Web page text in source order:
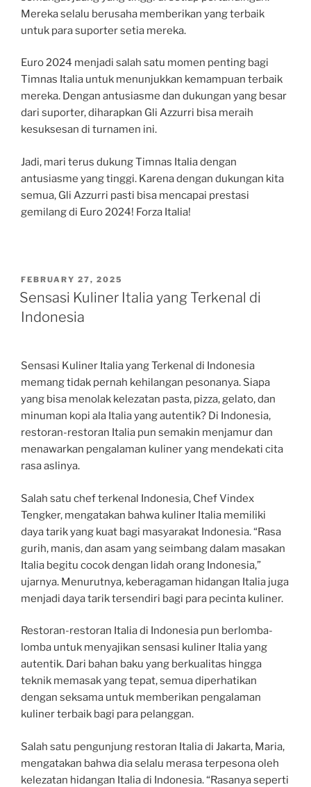
Mereka selalu berusaha memberikan yang terbaik
untuk para suporter setia mereka.
Euro 2024 menjadi salah satu momen penting bagi
Timnas Italia untuk menunjukkan kemampuan terbaik
mereka. Dengan antusiasme dan dukungan yang besar
dari suporter, diharapkan Gli Azzurri bisa meraih
kesuksesan di turnamen ini.
Jadi, mari terus dukung Timnas Italia dengan
antusiasme yang tinggi. Karena dengan dukungan kita
semua, Gli Azzurri pasti bisa mencapai prestasi
gemilang di Euro 2024! Forza Italia!
POSTED
ON
FEBRUARY 27, 2025
Sensasi Kuliner Italia yang Terkenal di
Indonesia
Sensasi Kuliner Italia yang Terkenal di Indonesia
memang tidak pernah kehilangan pesonanya. Siapa
yang bisa menolak kelezatan pasta, pizza, gelato, dan
minuman kopi ala Italia yang autentik? Di Indonesia,
restoran-restoran Italia pun semakin menjamur dan
menawarkan pengalaman kuliner yang mendekati cita
rasa aslinya.
Salah satu chef terkenal Indonesia, Chef Vindex
Tengker, mengatakan bahwa kuliner Italia memiliki
daya tarik yang kuat bagi masyarakat Indonesia. “Rasa
gurih, manis, dan asam yang seimbang dalam masakan
Italia begitu cocok dengan lidah orang Indonesia,”
ujarnya. Menurutnya, keberagaman hidangan Italia juga
menjadi daya tarik tersendiri bagi para pecinta kuliner.
Restoran-restoran Italia di Indonesia pun berlomba-
lomba untuk menyajikan sensasi kuliner Italia yang
autentik. Dari bahan baku yang berkualitas hingga
teknik memasak yang tepat, semua diperhatikan
dengan seksama untuk memberikan pengalaman
kuliner terbaik bagi para pelanggan.
Salah satu pengunjung restoran Italia di Jakarta, Maria,
mengatakan bahwa dia selalu merasa terpesona oleh
kelezatan hidangan Italia di Indonesia. “Rasanya seperti